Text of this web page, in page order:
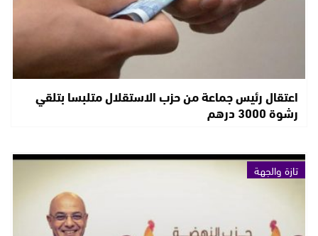
اعتقال رئيس جماعة من حزب الاستقلال متلبسا بتلقي
رشوة 3000 درهم
تازة والجهة